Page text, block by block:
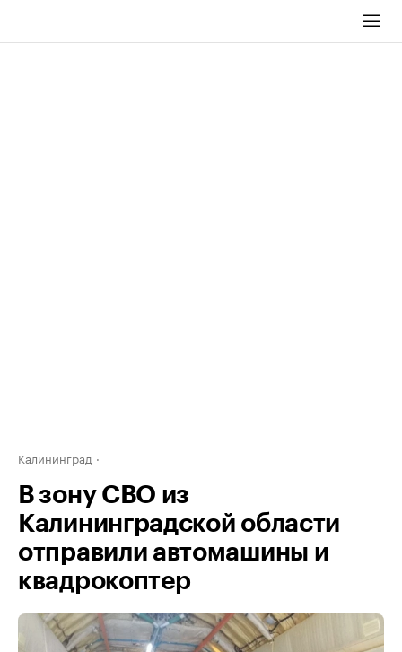
Калининград
В зону СВО из
Калининградской области
отправили автомашины и
квадрокоптер